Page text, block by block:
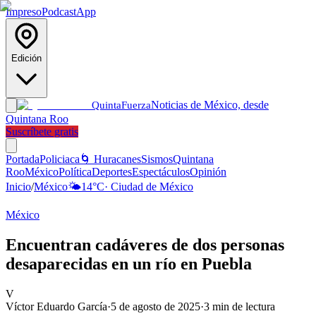
ImpresoPodcastApp
Edición
QuintaFuerzaNoticias de México, desde
Quintana Roo
Suscríbete gratis
PortadaPoliciaca 🌀 HuracanesSismosQuintana
RooMéxicoPolíticaDeportesEspectáculosOpinión
Inicio/México🌤️14°C· Ciudad de México
México
Encuentran cadáveres de dos personas
desaparecidas en un río en Puebla
V
Víctor Eduardo García·5 de agosto de 2025·3 min de lectura